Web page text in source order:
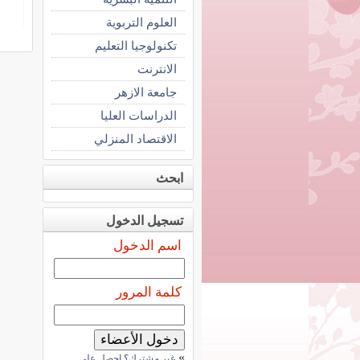
العلوم التربوية
تكنولوجيا التعليم
الانترنت
جامعة الازهر
الدراسات العليا
الاقتصاد المنزلي
ابحث
تسجيل الدخول
اسم الدخول
كلمة المرور
»